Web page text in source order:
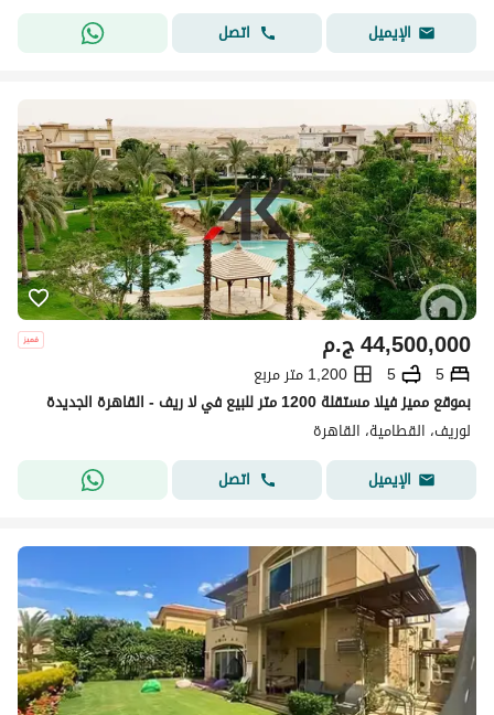
الإيميل
اتصل
ج.م44,500,000
5
5
1,200 متر مربع
بموقع مميز فيلا مستقلة 1200 متر للبيع في لا ريف - القاهرة الجديدة
لوريف، القطامية، القاهرة
الإيميل
اتصل